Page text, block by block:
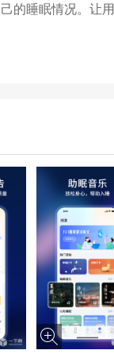
的睡眠情况。让